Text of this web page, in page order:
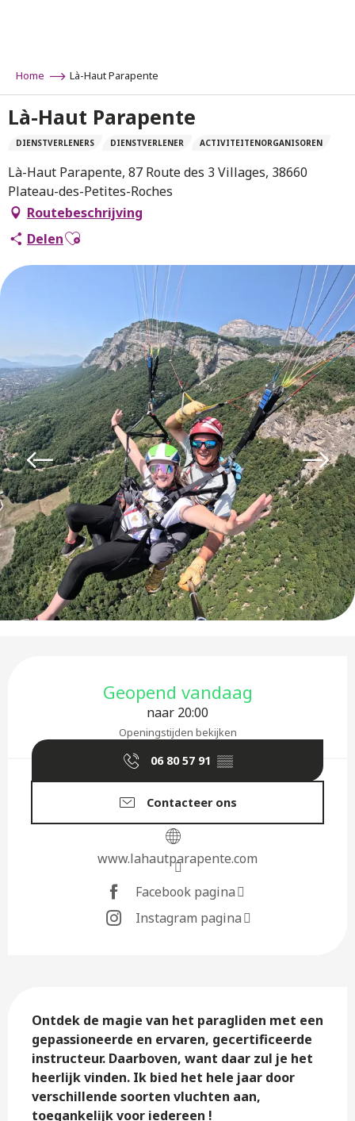
Home Là-Haut Parapente
Là-Haut Parapente
DIENSTVERLENERS DIENSTVERLENER ACTIVITEITENORGANISOREN
Là-Haut Parapente, 87 Route des 3 Villages, 38660
Plateau-des-Petites-Roches
Routebeschrijving
DelenAjouter aux favoris
Geopend vandaag
naar 20:00
Openingstijden bekijken
06 80 57 91 ▒▒
Contacteer ons
www.lahautparapente.com
Facebook pagina
Instagram pagina
Ontdek de magie van het paragliden met een
gepassioneerde en ervaren, gecertificeerde
instructeur. Daarboven, want daar zul je het
heerlijk vinden. Ik bied het hele jaar door
verschillende soorten vluchten aan,
toegankelijk voor iedereen !